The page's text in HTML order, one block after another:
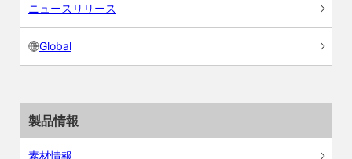
ニュースリリース
Global
製品情報
素材情報